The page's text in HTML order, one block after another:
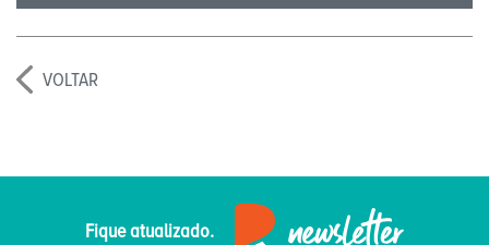
VOLTAR
Fique atualizado.